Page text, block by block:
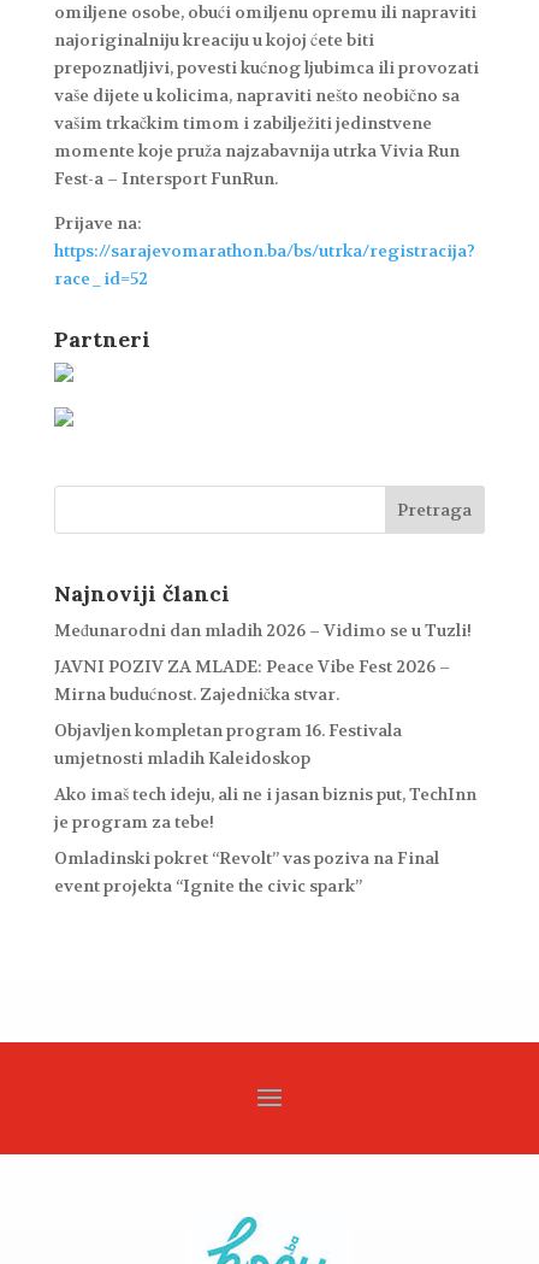
omiljene osobe, obući omiljenu opremu ili napraviti
najoriginalniju kreaciju u kojoj ćete biti
prepoznatljivi, povesti kućnog ljubimca ili provozati
vaše dijete u kolicima, napraviti nešto neobično sa
vašim trkačkim timom i zabilježiti jedinstvene
momente koje pruža najzabavnija utrka Vivia Run
Fest-a – Intersport FunRun.
Prijave na:
https://sarajevomarathon.ba/bs/utrka/registracija?
race_id=52
Partneri
Najnoviji članci
Međunarodni dan mladih 2026 – Vidimo se u Tuzli!
JAVNI POZIV ZA MLADE: Peace Vibe Fest 2026 –
Mirna budućnost. Zajednička stvar.
Objavljen kompletan program 16. Festivala
umjetnosti mladih Kaleidoskop
Ako imaš tech ideju, ali ne i jasan biznis put, TechInn
je program za tebe!
Omladinski pokret “Revolt” vas poziva na Final
event projekta “Ignite the civic spark”